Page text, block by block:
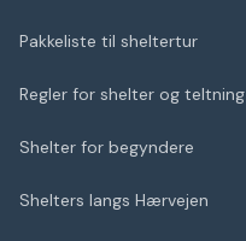
Pakkeliste til sheltertur
Regler for shelter og teltning
Shelter for begyndere
Shelters langs Hærvejen